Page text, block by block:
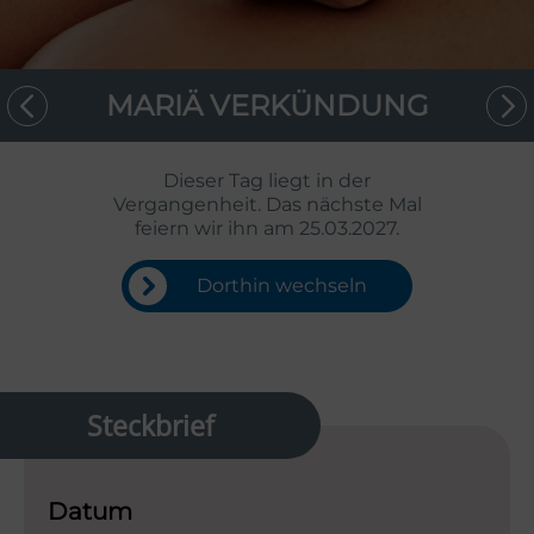
MARIÄ VERKÜNDUNG
Dieser Tag liegt in der
Vergangenheit. Das nächste Mal
feiern wir ihn am 25.03.2027.
Dorthin wechseln
Steckbrief
Datum